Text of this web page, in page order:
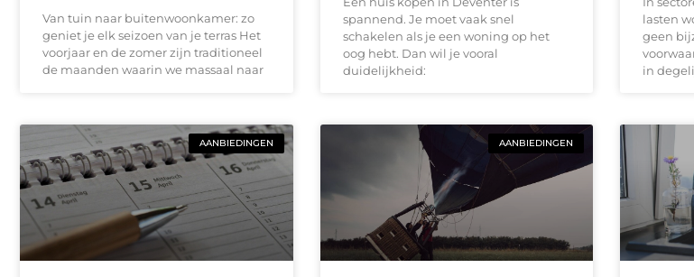
Van tuin naar buitenwoonkamer: zo
geniet je elk seizoen van je terras Het
voorjaar en de zomer zijn traditioneel
de maanden waarin we massaal naar
spannend. Je moet vaak snel
schakelen als je een woning op het
oog hebt. Dan wil je vooral
duidelijkheid:
lasten
geen
in
AANBIEDINGEN AANBIEDINGEN